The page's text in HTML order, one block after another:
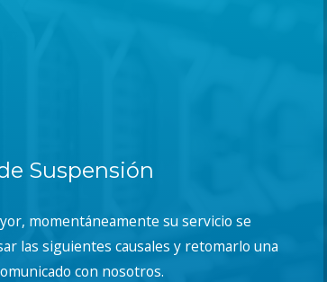
Suspensión
momentáneamente su servicio se
las siguientes causales y retomarlo una
con nosotros.